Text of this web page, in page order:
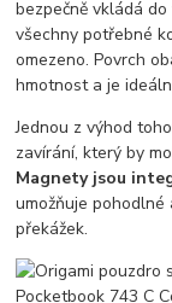
bezpečně vkládá
všechny potřebné
omezeno. Povrch
hmotnost a je
Jednou z výhod
zavírání, který by
Magnety jsou
umožňuje
překážek.